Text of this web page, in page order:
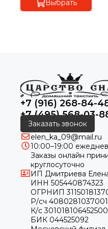
Выбрать
+7 (916) 268-84-
+7 (495) 568-03-
Заказать звонок
elen_ka_09@mail.ru
10:00–19:00
Заказы онлайн
круглосуточно
ИП Дмитриева
ИНН 505440874323
ОГРНИП
Р/сч
К/с
БИК 044525092